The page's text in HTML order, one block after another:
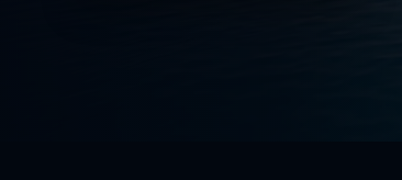
προσεγμένο welcome experience και την